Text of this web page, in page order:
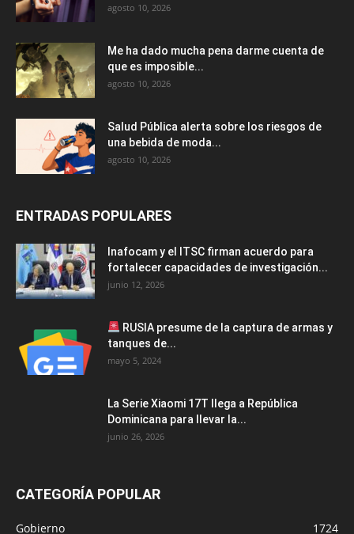
agosto 10, 2026
Me ha dado mucha pena darme cuenta de
que es imposible...
agosto 10, 2026
Salud Pública alerta sobre los riesgos de
una bebida de moda...
agosto 10, 2026
ENTRADAS POPULARES
Inafocam y el ITSC firman acuerdo para
fortalecer capacidades de investigación...
junio 12, 2026
RUSIA presume de la captura de armas y
tanques de...
mayo 5, 2024
La Serie Xiaomi 17T llega a República
Dominicana para llevar la...
junio 26, 2026
CATEGORÍA POPULAR
Gobierno
1724